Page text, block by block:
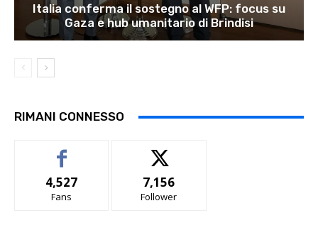
Italia conferma il sostegno al WFP: focus su
Gaza e hub umanitario di Brindisi
RIMANI CONNESSO
4,527
Fans
7,156
Follower